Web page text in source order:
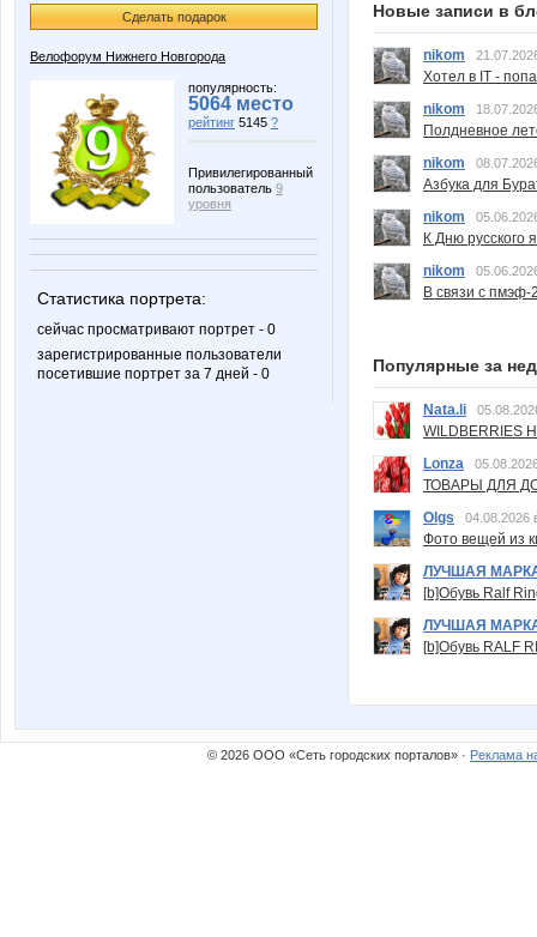
Сделать подарок
Велофорум Нижнего Новгорода
популярность:
5064 место
рейтинг 5145 ?
Привилегированный
пользователь 9
уровня
Статистика портрета:
сейчас просматривают портрет - 0
зарегистрированные пользователи
посетившие портрет за 7 дней - 0
Новые записи в
nikom
Хотел в IT -
nikom
Полдневное
nikom
Азбука для
nikom
К Дню русского
nikom
В связи с пмэф-
Популярные за
Nata.li
Lonza
ТОВАРЫ ДЛЯ
Olgs
04.08.2026
Фото вещей из
ЛУЧШАЯ
[b]Обувь Ralf
ЛУЧШАЯ
[b]Обувь RALF
© 2026 ООО «Сеть городских порталов» · Реклама